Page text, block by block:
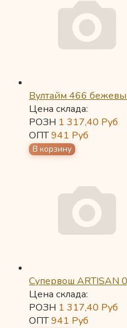
Вултайм 466
Цена склада:
РОЗН 1 317,40 Руб
ОПТ941 Руб
Супервош ARTISAN
Цена склада:
РОЗН 1 317,40 Руб
ОПТ941 Руб